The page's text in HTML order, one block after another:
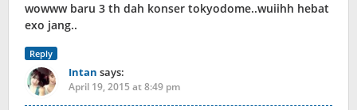
wowww baru 3 th dah konser tokyodome..wuiihh hebat
exo jang..
Reply
Intan says:
April 19, 2015 at 8:49 pm